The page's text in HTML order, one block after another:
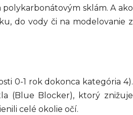
sklám. A ako
do vody či na modelovanie z
0-1 rok dokonca kategória 4).
(Blue Blocker), ktorý znižuje
celé okolie očí.